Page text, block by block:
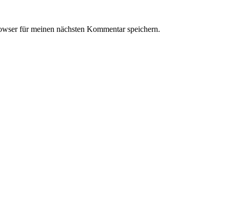
für meinen nächsten Kommentar speichern.